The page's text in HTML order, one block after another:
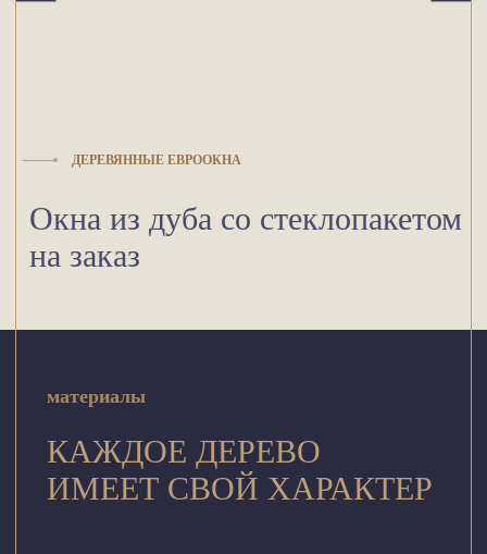
ДЕРЕВЯННЫЕ ЕВРООКНА
Окна из дуба со стеклопакетом
на заказ
материалы
КАЖДОЕ ДЕРЕВО
ИМЕЕТ СВОЙ ХАРАКТЕР